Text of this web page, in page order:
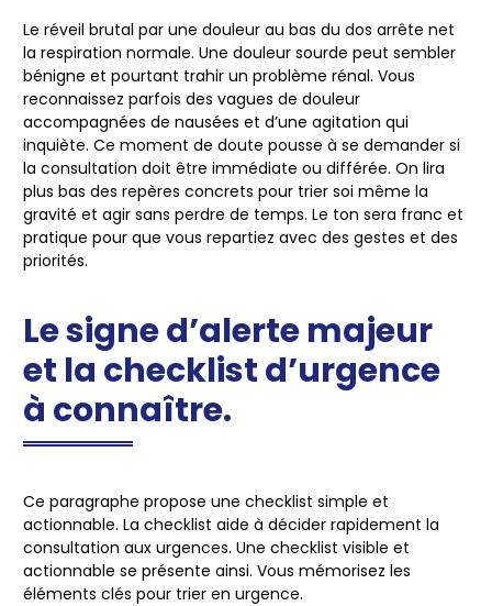
Le réveil brutal par une douleur au bas du dos arrête net
la respiration normale. Une douleur sourde peut sembler
bénigne et pourtant trahir un problème rénal. Vous
reconnaissez parfois des vagues de douleur
accompagnées de nausées et d’une agitation qui
inquiète. Ce moment de doute pousse à se demander si
la consultation doit être immédiate ou différée. On lira
plus bas des repères concrets pour trier soi même la
gravité et agir sans perdre de temps. Le ton sera franc et
pratique pour que vous repartiez avec des gestes et des
priorités.
Le signe d’alerte majeur
et la checklist d’urgence
à connaître.
Ce paragraphe propose une checklist simple et
actionnable. La checklist aide à décider rapidement la
consultation aux urgences. Une checklist visible et
actionnable se présente ainsi. Vous mémorisez les
éléments clés pour trier en urgence.